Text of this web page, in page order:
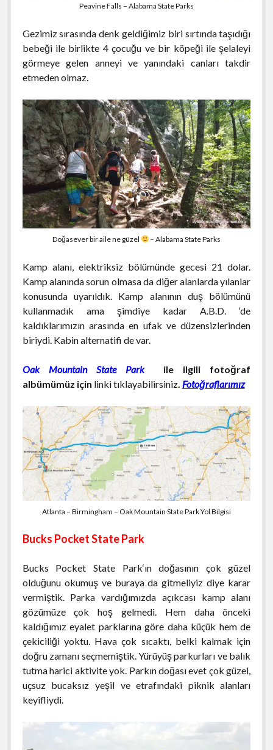
Peavine Falls – Alabama State Parks
Gezimiz sırasında denk geldiğimiz biri sırtında taşıdığı
bebeği ile birlikte 4 çocuğu ve bir köpeği ile şelaleyi
görmeye gelen anneyi ve yanındaki canları takdir
etmeden olmaz.
Doğasever bir aile ne güzel – Alabama State Parks
Kamp alanı, elektriksiz bölümünde gecesi 21 dolar.
Kamp alanında sorun olmasa da diğer alanlarda yılanlar
konusunda uyarıldık. Kamp alanının duş bölümünü
kullanmadık ama şimdiye kadar A.B.D. ‘de
kaldıklarımızın arasında en ufak ve düzensizlerinden
biriydi. Kabin alternatifi de var.
Oak Mountain State Parkile ilgili fotoğraf
albümümüz için linki tıklayabilirsiniz. Fotoğraflarımız
Atlanta – Birmingham – Oak Mountain State Park Yol Bilgisi
Bucks Pocket State Park
Bucks Pocket State Park‘ın doğasının çok güzel
olduğunu okumuş ve buraya da gitmeliyiz diye karar
vermiştik. Parka vardığımızda açıkcası kamp alanı
gözümüze çok hoş gelmedi. Hem daha önceki
kaldığımız eyalet parklarına göre daha küçük hem de
çekiciliği yoktu. Hava çok sıcaktı, belki kalmak için
doğru zamanı seçmemiştik. Yürüyüş parkurları ve balık
tutma harici aktivite yok. Parkın doğası evet çok güzel,
uçsuz bucaksız yeşil ve etrafındaki piknik alanları
keyifliydi.